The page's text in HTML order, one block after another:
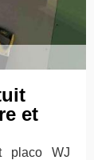
et
placo WJ